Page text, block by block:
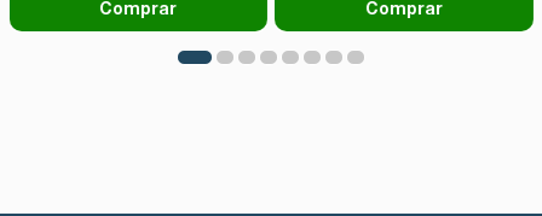
Comprar Comprar